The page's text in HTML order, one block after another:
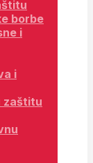
borbe
i
i
zaštitu